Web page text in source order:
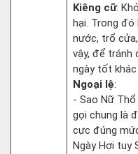
Kiêng cữ:
hại. Trong đó
nước, trổ
vậy, để tránh
ngày tốt
Ngoại lệ:
- Sao Nữ
gọi chung là
cực đúng
Ngày Hợi tuy